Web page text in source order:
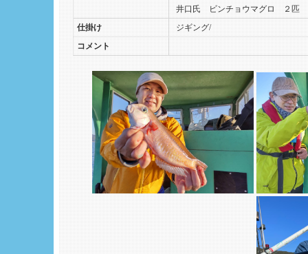
井口氏 ビンチョウマグロ ２匹
仕掛け
ジギング/
コメント